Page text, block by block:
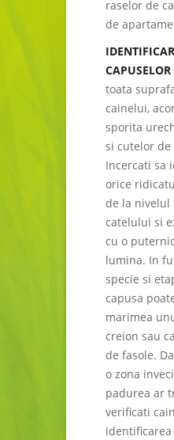
raselor de
de
CAPUSELOR
toata
cainelui,
sporita
si cutelor de
Incercati sa
orice
de la nivelul
catelului si
cu o
lumina. In
specie si
capusa
marimea
creion sau
de fasole.
o zona
padurea ar
verificati